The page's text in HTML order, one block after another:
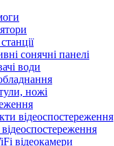
сонячні панелі
води
ножі
відеоспостереження
відеокамери